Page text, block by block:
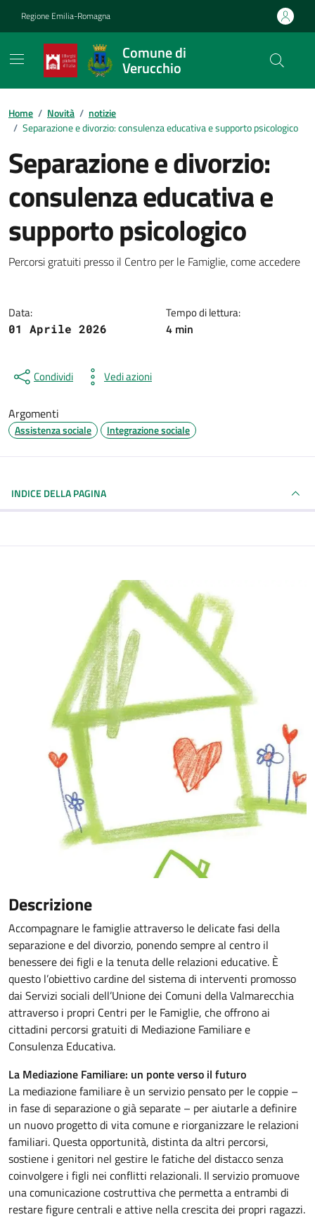
Regione Emilia-Romagna
Comune di
Verucchio
Contenuti in evidenza
Home / Novità / notizie
/ Separazione e divorzio: consulenza educativa e supporto psicologico
Separazione e divorzio:
consulenza educativa e
supporto psicologico
Dettagli della notizia
Percorsi gratuiti presso il Centro per le Famiglie, come accedere
Data:
01 Aprile 2026
Tempo di lettura:
4 min
Condividi Vedi azioni
Argomenti
Assistenza sociale Integrazione sociale
INDICE DELLA PAGINA
Descrizione
Accompagnare le famiglie attraverso le delicate fasi della
separazione e del divorzio, ponendo sempre al centro il
benessere dei figli e la tenuta delle relazioni educative. È
questo l’obiettivo cardine del sistema di interventi promosso
dai Servizi sociali dell’Unione dei Comuni della Valmarecchia
attraverso i propri Centri per le Famiglie, che offrono ai
cittadini percorsi gratuiti di Mediazione Familiare e
Consulenza Educativa.
La Mediazione Familiare: un ponte verso il futuro
La mediazione familiare è un servizio pensato per le coppie –
in fase di separazione o già separate – per aiutarle a definire
un nuovo progetto di vita comune e riorganizzare le relazioni
familiari. Questa opportunità, distinta da altri percorsi,
sostiene i genitori nel gestire le fatiche del distacco senza
coinvolgere i figli nei conflitti relazionali. Il servizio promuove
una comunicazione costruttiva che permetta a entrambi di
restare figure centrali e attive nella crescita dei propri ragazzi.